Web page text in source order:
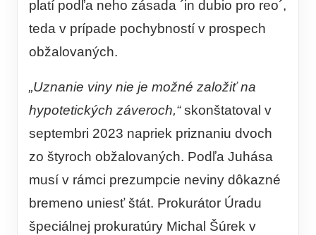
platí podľa neho zásada ´in dubio pro reo´,
teda v prípade pochybností v prospech
obžalovaných.
„Uznanie viny nie je možné založiť na
hypotetických záveroch,“skonštatoval v
septembri 2023 napriek priznaniu dvoch
zo štyroch obžalovaných. Podľa Juhása
musí v rámci prezumpcie neviny dôkazné
bremeno uniesť štát. Prokurátor Úradu
špeciálnej prokuratúry Michal Šúrek v